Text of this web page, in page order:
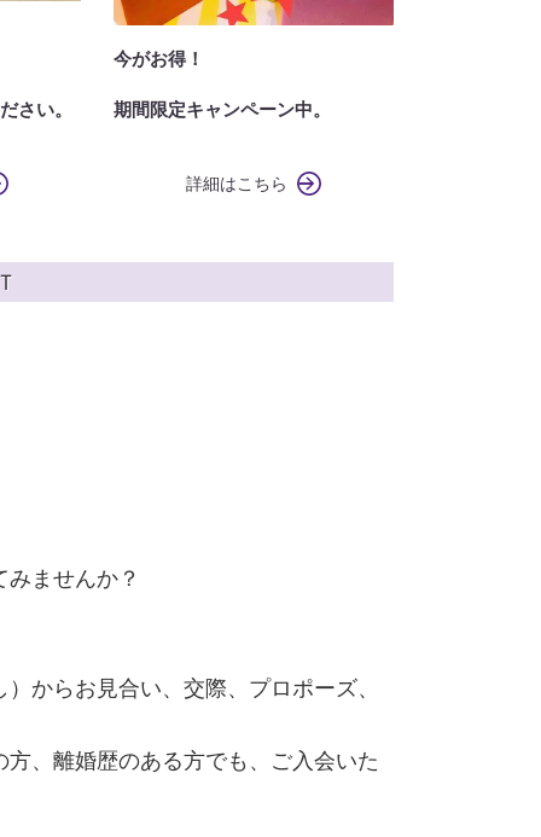
さい。
今がお得！
期間限定キャンペーン中。
詳細はこちら
ませんか？
からお見合い、交際、プロポーズ、
方、離婚歴のある方でも、ご入会いた